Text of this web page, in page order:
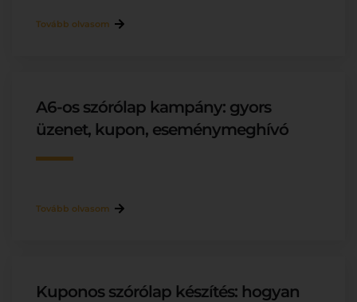
Tovább olvasom
A6-os szórólap kampány: gyors
üzenet, kupon, eseménymeghívó
Tovább olvasom
Kuponos szórólap készítés: hogyan